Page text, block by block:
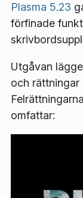
Plasma 5.23
förfinade
Utgåvan
och rättningar
omfattar: